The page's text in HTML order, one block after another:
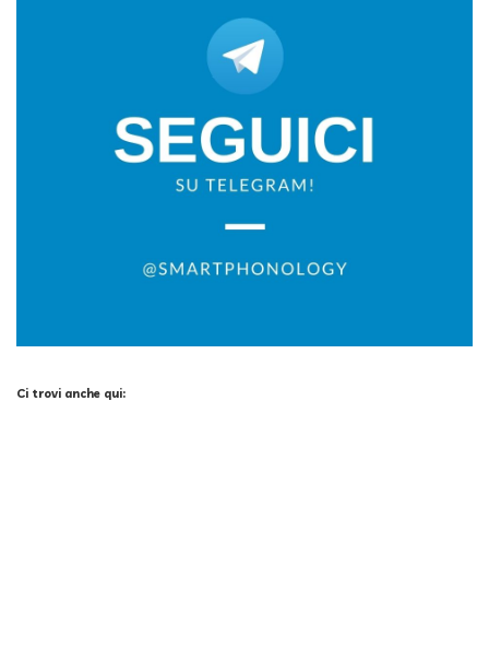
Ci trovi anche qui: